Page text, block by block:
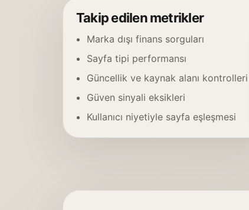
Takip edilen metrikler
Marka dışı finans sorguları
Sayfa tipi performansı
Güncellik ve kaynak alanı kontrolleri
Güven sinyali eksikleri
Kullanıcı niyetiyle sayfa eşleşmesi